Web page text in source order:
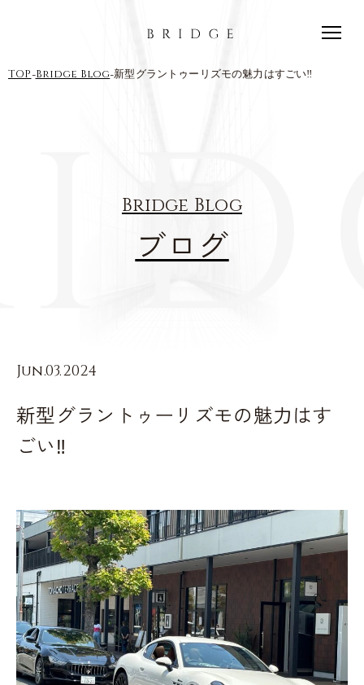
TOP-Bridge Blog-新型グラントゥーリズモの魅力はすごい‼︎
Bridge Blog
ブログ
Jun.03.2024
新型グラントゥーリズモの魅力はす
ごい‼︎